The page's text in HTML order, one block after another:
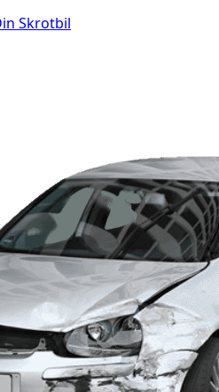
Skrotbil